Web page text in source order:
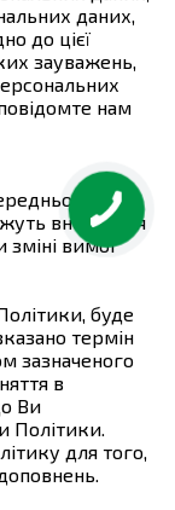
даних,
до цієї
зауважень,
нам
вноситися
зміні вимог
буде
термін
зазначеного
в
Ви
Політики.
для того,